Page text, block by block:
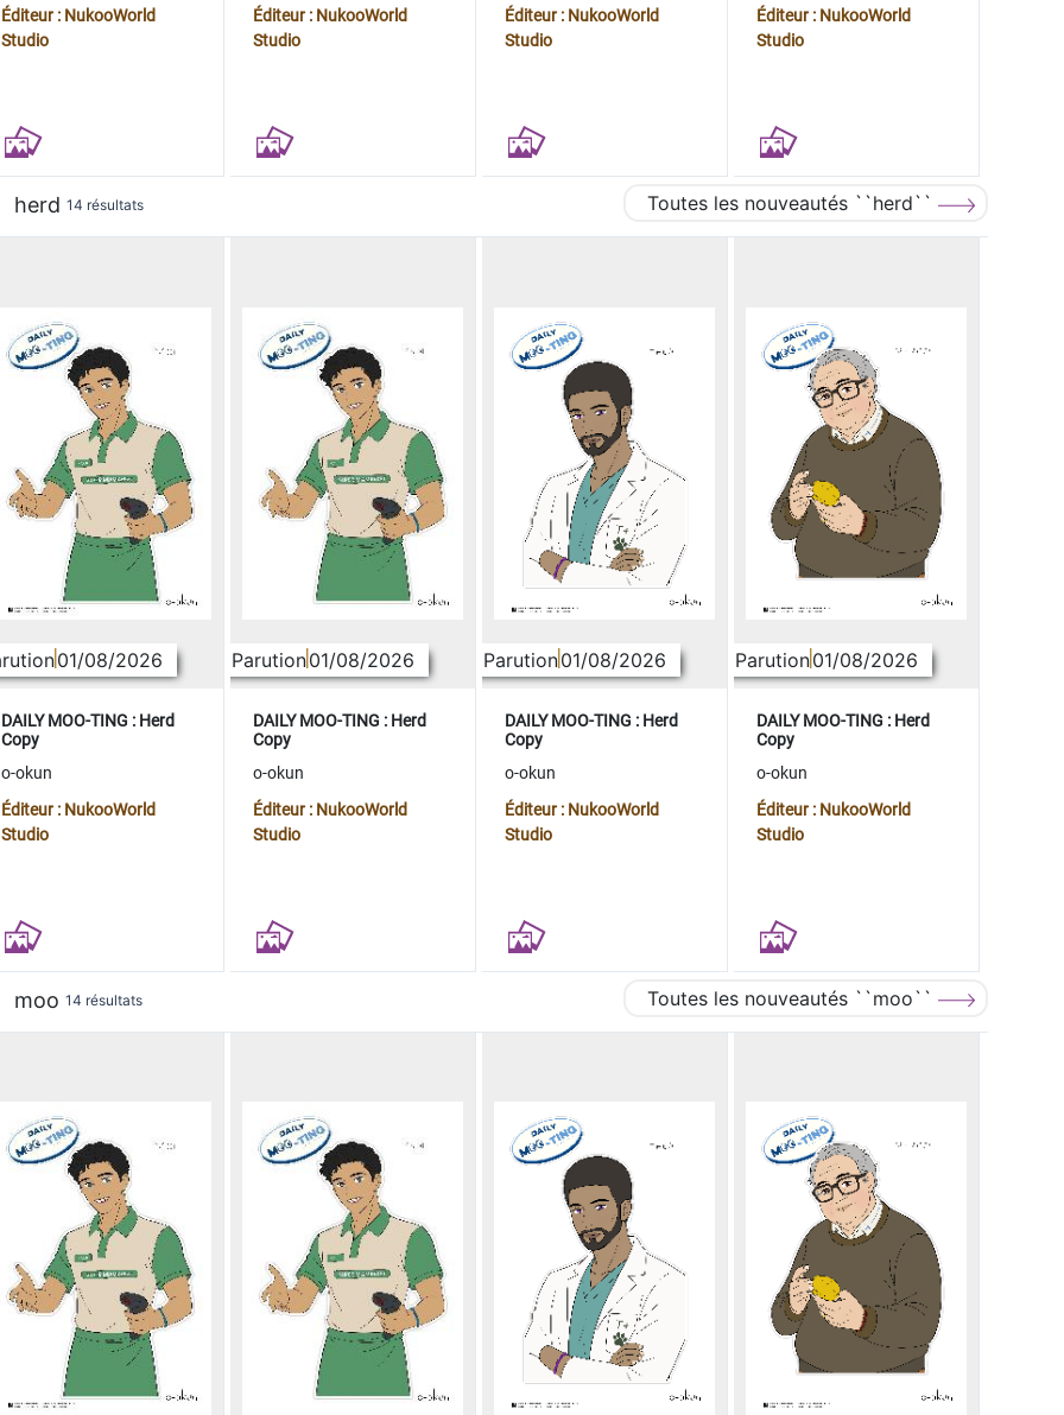
Éditeur : NukooWorld
Studio
Éditeur : NukooWorld
Studio
Éditeur : NukooWorld
Studio
Éditeur : NukooWorld
Studio
herd 14 résultats Toutes les nouveautés ``herd``
01/08/2026
DAILY MOO-TING : Herd
Copy
o-okun
Éditeur : NukooWorld
Studio
Parution01/08/2026
DAILY MOO-TING : Herd
Copy
o-okun
Éditeur : NukooWorld
Studio
Parution01/08/2026
DAILY MOO-TING : Herd
Copy
o-okun
Éditeur : NukooWorld
Studio
Parution01/08/2026
DAILY MOO-TING : Herd
Copy
o-okun
Éditeur : NukooWorld
Studio
moo 14 résultats Toutes les nouveautés ``moo``